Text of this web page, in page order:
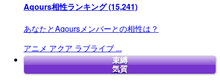
Aqours相性ランキング(15,241)
あなたとAqoursメンバーとの相性は？
アニメ アクア ラブライブ ...
束縛
気質